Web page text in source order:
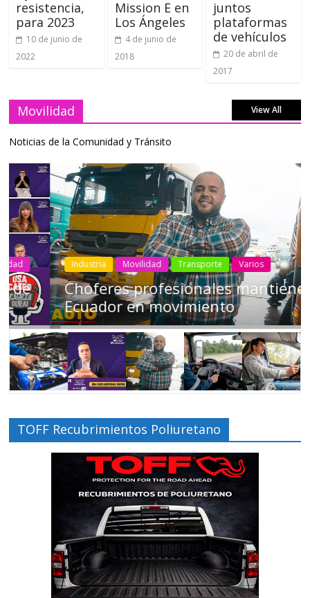
resistencia,
para 2023
10 de junio de
2022
Mission E en
Los Ángeles
4 de junio de
2018
juntos
plataformas
de vehículos
20 de abril de
2017
Movilidad View All
Noticias de la Comunidad y Tránsito
Industria Movilidad Transporte Varios
Choferes profesionales mantienen a
Ecuador en movimiento
TOFF Recubrimientos Poliuretano